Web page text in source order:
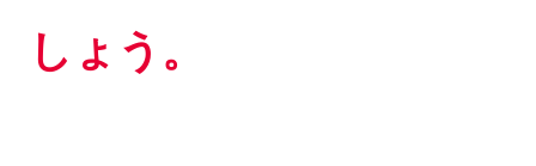
しょう。